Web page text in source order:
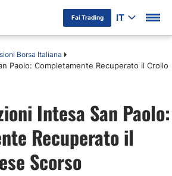
Fai Trading IT
Borsa Italiana
Paolo: Completamente Recuperato il Crollo
Intesa San Paolo:
Recuperato il
Scorso